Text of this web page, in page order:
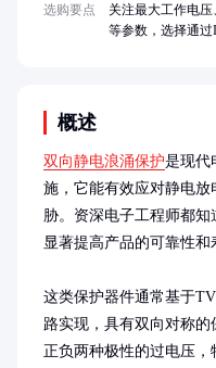
概述
双向静电浪涌保护是现代
施，它能有效应对静电放
胁。资深电子工程师都
显著提高产品的可靠性和
这类保护器件通常基于
路实现，具有双向对称
正负两种极性的过电压
选购要点
关注最大工作电
等参数，选择通过